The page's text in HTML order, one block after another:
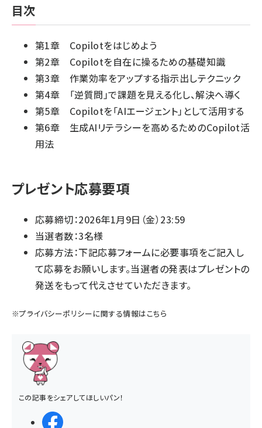
目次
第1章 Copilotをはじめよう
第2章 Copilotを自在に操るための基礎知識
第3章 作業効率をアップする指示出しテクニック
第4章 「逆質問」で課題を見える化し、解決へ導く
第5章 Copilotを「AIエージェント」として活用する
第6章 生成AIリテラシーを高めるためのCopilot活
用法
プレゼント応募要項
応募締切：2026年1月9日（金）23:59
当選者数：3名様
応募方法：下記応募フォームに必要事項をご記入し
て応募をお願いします。当選者の発表はプレゼントの
発送をもって代えさせていただきます。
※プライバシーポリシーに関する情報はこちら
この記事をシェアしてほしいパン！